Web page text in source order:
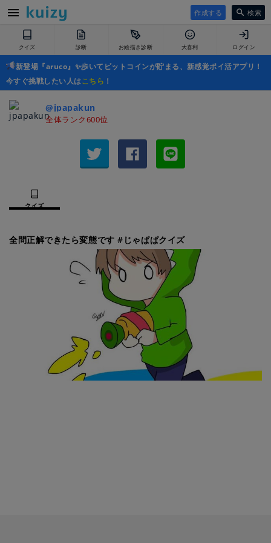
作成する 検索
クイズ 診断 お絵描き診断 大喜利 ログイン
新登場『aruco』✨歩いてビットコインが貯まる、新感覚ポイ活アプリ！
今すぐ挑戦したい人はこちら ！
@jpapakun
全体ランク600位
クイズ
全問正解できたら変態です #じゃぱぱクイズ